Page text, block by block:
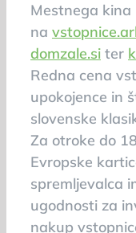
Mestnega kina
na
domzale.siter
Redna cena
upokojence in
slovenske
Za otroke do
Evropske
spremljevalca
ugodnosti za
nakup